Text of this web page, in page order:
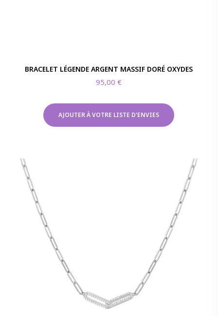
BRACELET LÉGENDE ARGENT MASSIF DORÉ OXYDES
95,00 €
AJOUTER À VOTRE LISTE D'ENVIES